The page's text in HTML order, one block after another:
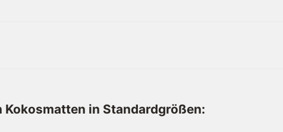
in Standardgrößen: